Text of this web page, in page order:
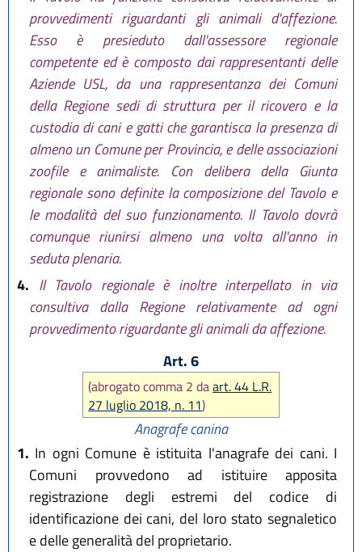
provvedimenti riguardanti gli animali d'affezione.
Esso è presieduto dall'assessore regionale
competente ed è composto dai rappresentanti delle
Aziende USL, da una rappresentanza dei Comuni
della Regione sedi di struttura per il ricovero e la
custodia di cani e gatti che garantisca la presenza di
almeno un Comune per Provincia, e delle associazioni
zoofile e animaliste. Con delibera della Giunta
regionale sono definite la composizione del Tavolo e
le modalità del suo funzionamento. Il Tavolo dovrà
comunque riunirsi almeno una volta all'anno in
seduta plenaria.
4. Il Tavolo regionale è inoltre interpellato in via
consultiva dalla Regione relativamente ad ogni
provvedimento riguardante gli animali da affezione.
Art. 6
(abrogato comma 2 daart. 44 L.R.
27 luglio 2018, n. 11)
Anagrafe canina
1. In ogni Comune è istituita l'anagrafe dei cani. I
Comuni provvedono ad istituire apposita
registrazione degli estremi del codice di
identificazione dei cani, del loro stato segnaletico
e delle generalità del proprietario.